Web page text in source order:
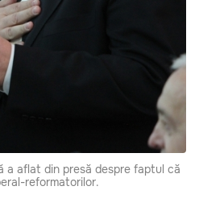
a aflat din presă despre faptul că
reformatorilor.